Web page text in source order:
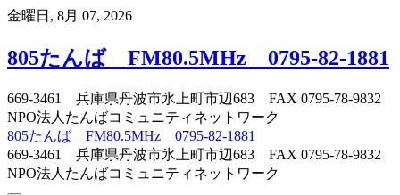
Skip
content
金曜日, 8月 07, 2026
805たんば FM80.5MHz 0795-82-1881
669-3461 兵庫県丹波市氷上町市辺683 FAX 0795-78-9832
NPO法人たんばコミュニティネットワーク
805たんば FM80.5MHz 0795-82-1881
669-3461 兵庫県丹波市氷上町市辺683 FAX 0795-78-9832
NPO法人たんばコミュニティネットワーク